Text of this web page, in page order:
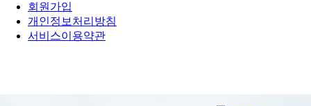
회원가입
개인정보처리방침
서비스이용약관